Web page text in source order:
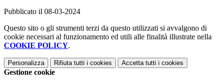
Pubblicato il 08-03-2024
Questo sito o gli strumenti terzi da questo utilizzati si avvalgono di
cookie necessari al funzionamento ed utili alle finalità illustrate nella
COOKIE POLICY.
Personalizza Rifiuta tutti i cookies Accetta tutti i cookies
Gestione cookie